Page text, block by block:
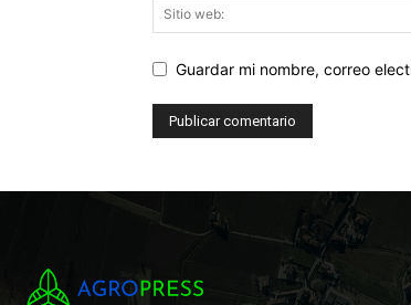
Guardar mi nombre, correo